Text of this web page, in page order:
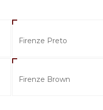
Firenze Preto
Firenze Brown